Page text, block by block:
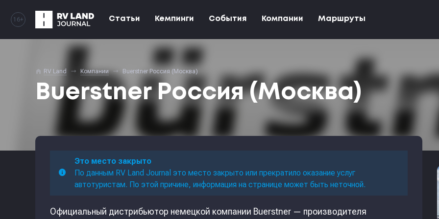
Статьи Кемпинги События Компании Маршруты
16+
home RV Land Компании Buerstner Россия (Москва)
Buerstner Россия (Москва)
Это место закрыто
По данным RV Land Journal это место закрыто или прекратило оказание услуг
автотуристам. По этой причине, информация на странице может быть неточной.
Официальный дистрибьютор немецкой компании Buerstner — производителя